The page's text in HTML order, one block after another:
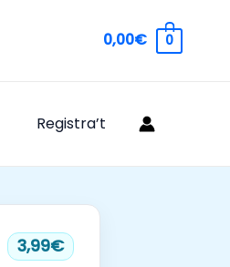
0,00€ 0
Registra’t
3,99€